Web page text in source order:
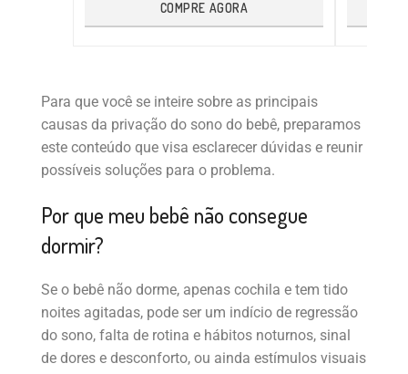
COMPRE AGORA
Para que você se inteire sobre as principais
causas da privação do sono do bebê, preparamos
este conteúdo que visa esclarecer dúvidas e reunir
possíveis soluções para o problema.
Por que meu bebê não consegue
dormir?
Se o bebê não dorme, apenas cochila e tem tido
noites agitadas, pode ser um indício de regressão
do sono, falta de rotina e hábitos noturnos, sinal
de dores e desconforto, ou ainda estímulos visuais